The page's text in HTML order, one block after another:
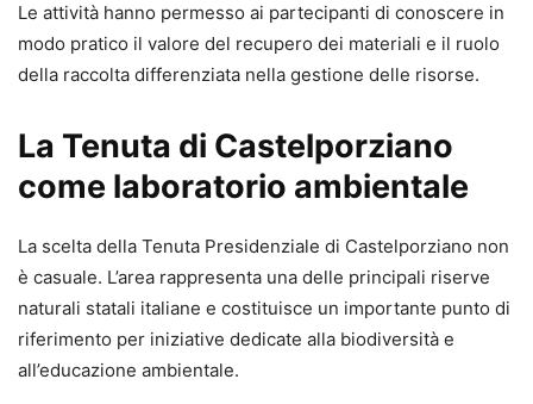
Le attività hanno permesso ai partecipanti di conoscere in
modo pratico il valore del recupero dei materiali e il ruolo
della raccolta differenziata nella gestione delle risorse.
La Tenuta di Castelporziano
come laboratorio ambientale
La scelta della Tenuta Presidenziale di Castelporziano non
è casuale. L’area rappresenta una delle principali riserve
naturali statali italiane e costituisce un importante punto di
riferimento per iniziative dedicate alla biodiversità e
all’educazione ambientale.